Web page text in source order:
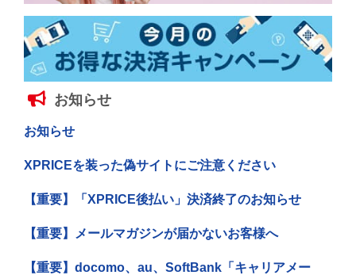
お知らせ
お知らせ
XPRICEを装った偽サイトにご注意ください
【重要】「XPRICE後払い」決済終了のお知らせ
【重要】メールマガジンが届かないお客様へ
【重要】docomo、au、SoftBank「キャリアメー